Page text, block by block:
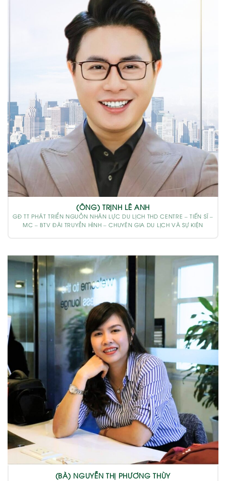
(ÔNG) TRỊNH LÊ ANH
GĐ TT PHÁT TRIỂN NGUỒN NHÂN LỰC DU LỊCH THD CENTRE – TIẾN SĨ –
MC – BTV ĐÀI TRUYỀN HÌNH – CHUYÊN GIA DU LỊCH VÀ SỰ KIỆN
(BÀ) NGUYỄN THỊ PHƯƠNG THÙY